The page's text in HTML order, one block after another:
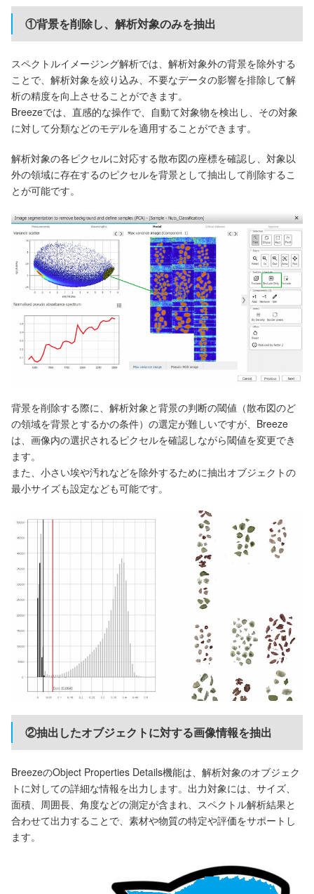
①背景を削除し、解析対象のみを抽出
スペクトルイメージング解析では、解析対象外の背景を除外する
ことで、解析対象を絞り込み、不要なデータの影響を排除して解
析の精度を向上させることができます。
Breezeでは、直感的な操作で、自動て対象物を検出し、その対象
に対して分類などのモデルを適用することができます。
解析対象の各ピクセルに対応する散布図の座標を確認し、対象以
外の領域に存在するのピクセルを背景として抽出して削除するこ
とが可能です。
背景を削除する際に、解析対象と背景の判断の閾値（散布図のど
の領域を背景とするかの条件）の選定が難しいですが、Breeze
は、画像内の選択されるピクセルを確認しながら閾値を変更でき
ます。
また、小さい埃や汚れなどを除外するために抽出オブジェクトの
最小サイズも設定なども可能です。
②抽出したオブジェクトに対する画像情報を抽出
BreezeのObject Properties Details機能は、解析対象のオブジェク
トに対しての詳細な情報を出力します。出力対象には、サイズ、
面積、周囲長、角度などの測定が含まれ、スペクトル解析結果と
合わせて出力することで、素材や物質の特定や評価をサポートし
ます。